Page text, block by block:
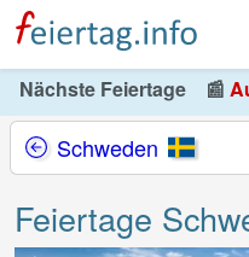
Nächste Feiertage 📰
Schweden
Feiertage